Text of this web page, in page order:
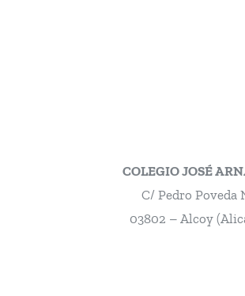
COLEGIO JOSÉ
C/ Pedro Poveda
03802 – Alcoy